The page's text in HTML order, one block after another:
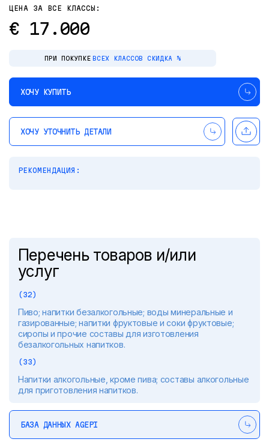
ЦЕНА ЗА ВСЕ КЛАССЫ:
€ 17.000
ПРИ ПОКУПКЕ ВСЕХ КЛАССОВ СКИДКА %
ХОЧУ КУПИТЬ
ХОЧУ УТОЧНИТЬ ДЕТАЛИ
РЕКОМЕНДАЦИЯ:
Перечень товаров и/или
услуг
БАЗА ДАННЫХ AGEPI
(32)
Пиво; напитки безалкогольные; воды минеральные и
газированные; напитки фруктовые и соки фруктовые;
сиропы и прочие составы для изготовления
безалкогольных напитков.
(33)
Напитки алкогольные, кроме пива; составы алкогольные
для приготовления напитков.